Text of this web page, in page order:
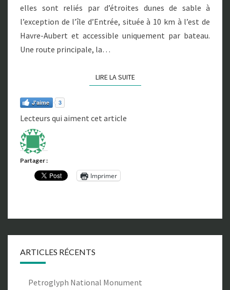
L
E
I
elles sont reliés par d’étroites dunes de sable à
l’exception de l’île d’Entrée, située à 10 km à l’est de
Havre-Aubert et accessible uniquement par bateau.
Une route principale, la…
LIRE LA SUITELIRE LA SUITE
J'aime 3
Lecteurs qui aiment cet article
Partager :
Imprimer
ARTICLES RÉCENTS
Petroglyph National Monument